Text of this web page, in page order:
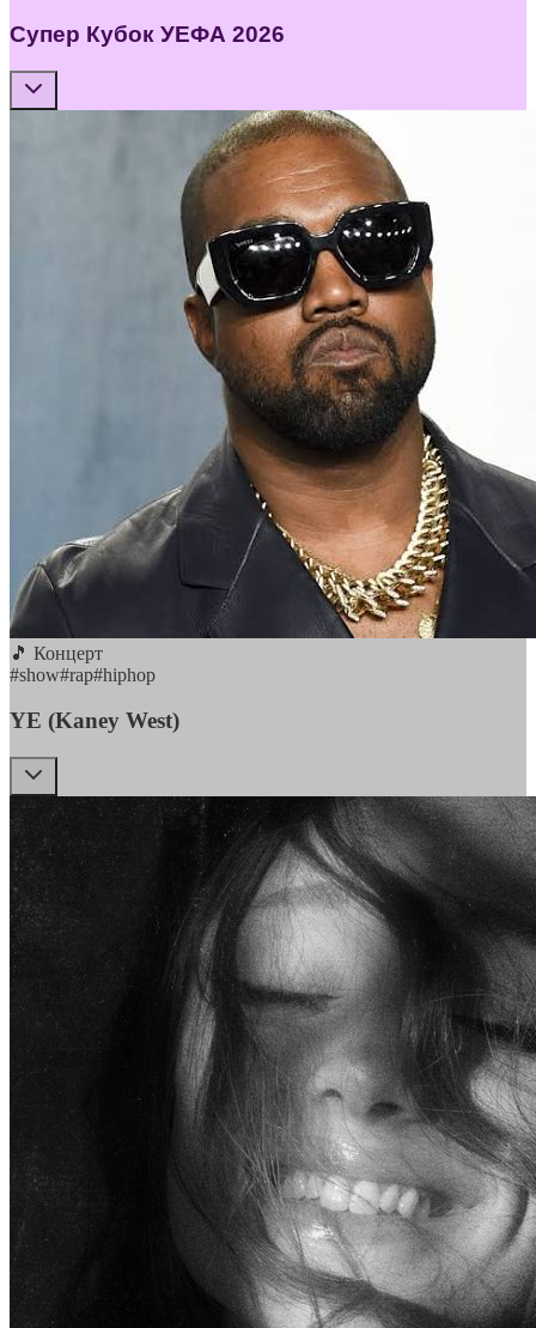
Супер Кубок УЕФА 2026
🎵 Концерт
#show#rap#hiphop
YE (Kaney West)